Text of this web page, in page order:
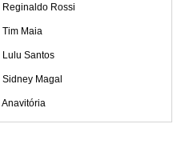
Reginaldo Rossi
Tim Maia
Lulu Santos
Sidney Magal
Anavitória